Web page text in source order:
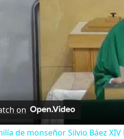
on
de monseñor Silvio Báez